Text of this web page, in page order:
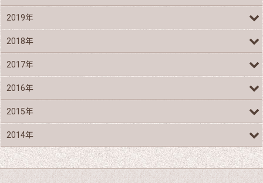
2019年
2018年
2017年
2016年
2015年
2014年